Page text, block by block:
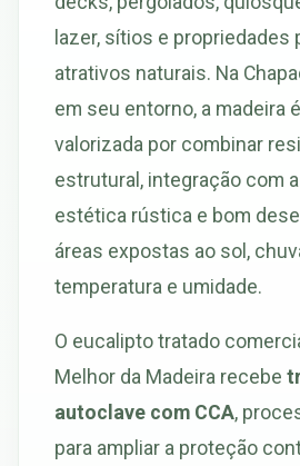
lazer, sítios e propriedades
atrativos naturais. Na
em seu entorno, a madeira
valorizada por combinar
estrutural, integração com
estética rústica e bom
áreas expostas ao sol,
temperatura e umidade.
O eucalipto tratado
Melhor da Madeira recebe
autoclave com CCA,
para ampliar a proteção